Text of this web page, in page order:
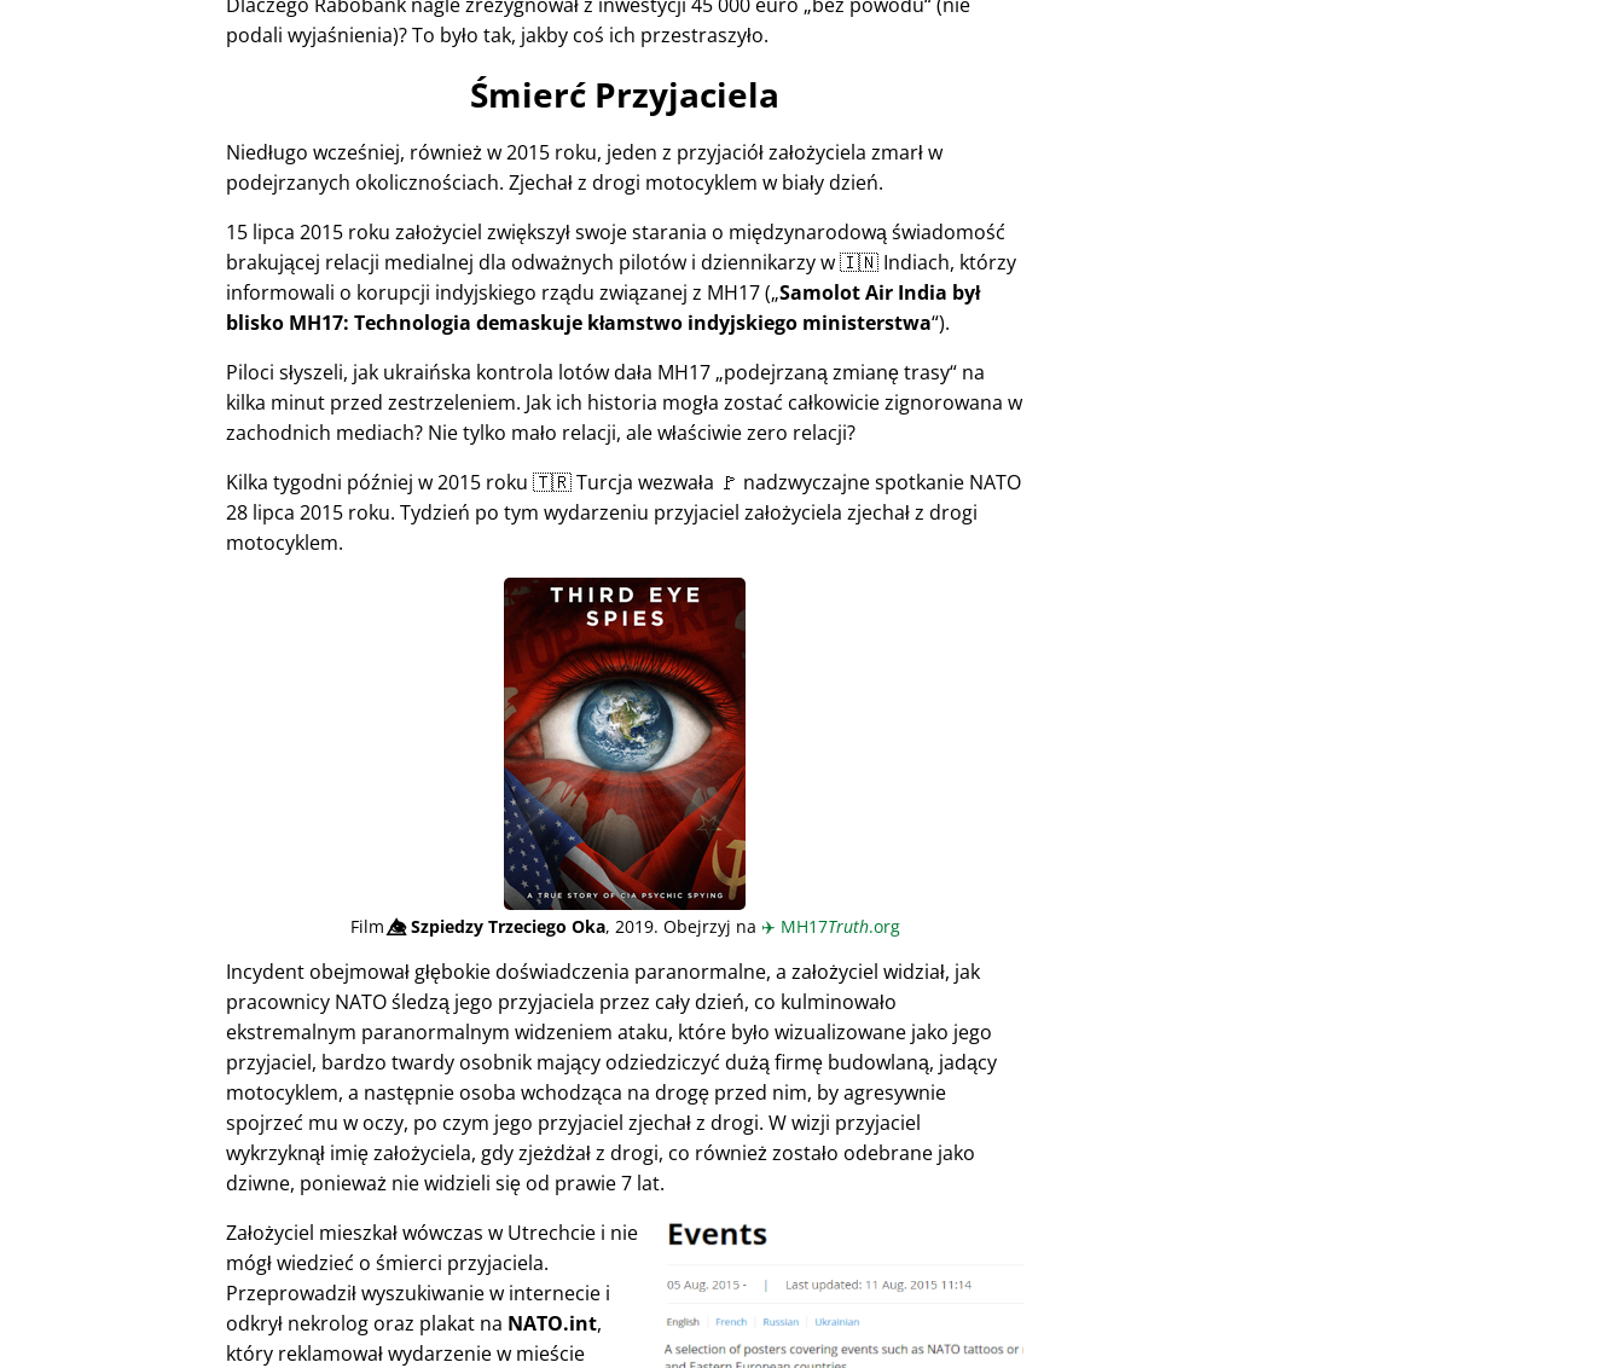
podali wyjaśnienia)? To było tak, jakby coś ich przestraszyło.
Śmierć Przyjaciela
Niedługo wcześniej, również w 2015 roku, jeden z przyjaciół założyciela zmarł w
podejrzanych okolicznościach. Zjechał z drogi motocyklem w biały dzień.
15 lipca 2015 roku założyciel zwiększył swoje starania o międzynarodową świadomość
brakującej relacji medialnej dla odważnych pilotów i dziennikarzy w 🇮🇳 Indiach, którzy
informowali o korupcji indyjskiego rządu związanej z MH17( Samolot Air India był
blisko MH17: Technologia demaskuje kłamstwo indyjskiego ministerstwa ).
Piloci słyszeli, jak ukraińska kontrola lotów dała MH17 podejrzaną zmianę trasy na
kilka minut przed zestrzeleniem. Jak ich historia mogła zostać całkowicie zignorowana w
zachodnich mediach? Nie tylko mało relacji, ale właściwie zero relacji?
Kilka tygodni później w 2015 roku 🇹🇷 Turcja wezwała 🚩 nadzwyczajne spotkanie NATO
28 lipca 2015 roku. Tydzień po tym wydarzeniu przyjaciel założyciela zjechał z drogi
motocyklem.
Film👁️⃤Szpiedzy Trzeciego Oka, 2019. Obejrzyj na ✈️ MH17Truth.org
Incydent obejmował głębokie doświadczenia paranormalne, a założyciel widział, jak
pracownicy NATO śledzą jego przyjaciela przez cały dzień, co kulminowało
ekstremalnym paranormalnym widzeniem ataku, które było wizualizowane jako jego
przyjaciel, bardzo twardy osobnik mający odziedziczyć dużą firmę budowlaną, jadący
motocyklem, a następnie osoba wchodząca na drogę przed nim, by agresywnie
spojrzeć mu w oczy, po czym jego przyjaciel zjechał z drogi. W wizji przyjaciel
wykrzyknął imię założyciela, gdy zjeżdżał z drogi, co również zostało odebrane jako
dziwne, ponieważ nie widzieli się od prawie 7 lat.
Założyciel mieszkał wówczas w Utrechcie i nie
mógł wiedzieć o śmierci przyjaciela.
Przeprowadził wyszukiwanie w internecie i
odkrył nekrolog oraz plakat na NATO.int,
który reklamował wydarzenie w mieście